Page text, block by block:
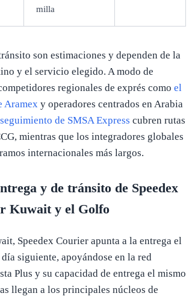
milla
son estimaciones y dependen de la
y el servicio elegido. A modo de
regionales de exprés como el
Aramexy operadores centrados en Arabia
de SMSA Express cubren rutas
mientras que los integradores globales
internacionales más largos.
y de tránsito de Speedex
Kuwait y el Golfo
Speedex Courier apunta a la entrega el
siguiente, apoyándose en la red
Plus y su capacidad de entrega el mismo
llegan a los principales núcleos de